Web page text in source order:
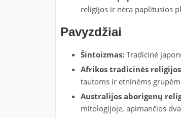
religijos ir nėra paplitusios
Pavyzdžiai
Šintoizmas:Tradicinė
Afrikos tradicinės
tautoms ir etninėms
Australijos aborigenų
mitologijoje, apimančios